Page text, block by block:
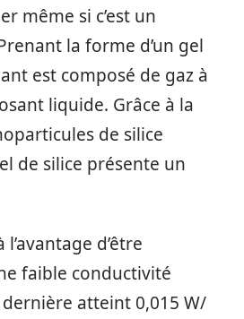
même si c’est un
la forme d’un gel
est composé de gaz à
liquide. Grâce à la
de silice
de silice présente un
d’être
faible conductivité
atteint 0,015 W/